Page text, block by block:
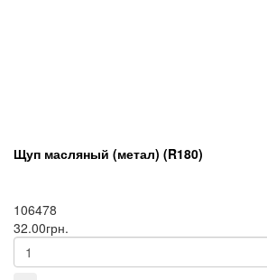
Щуп масляный (метал) (R180)
106478
32.00грн.